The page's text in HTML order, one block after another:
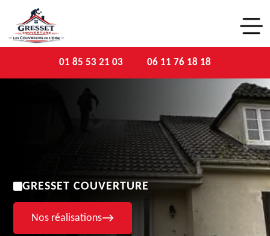
01 85 53 21 03 06 11 76 18 18
GRESSET COUVERTURE
Nos réalisations